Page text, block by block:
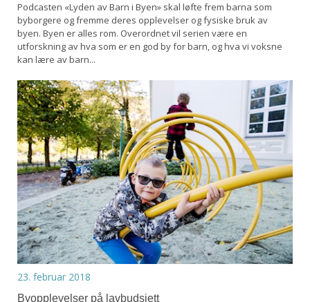
Podcasten «Lyden av Barn i Byen» skal løfte frem barna som
byborgere og fremme deres opplevelser og fysiske bruk av
byen. Byen er alles rom. Overordnet vil serien være en
utforskning av hva som er en god by for barn, og hva vi voksne
kan lære av barn...
23. februar 2018
Byopplevelser på lavbudsjett